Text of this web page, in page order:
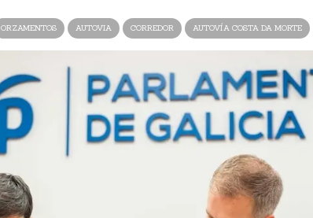
ORZAMENTOS AUTOVIA CORREDOR AUTOVÍA COSTA DA MORTE